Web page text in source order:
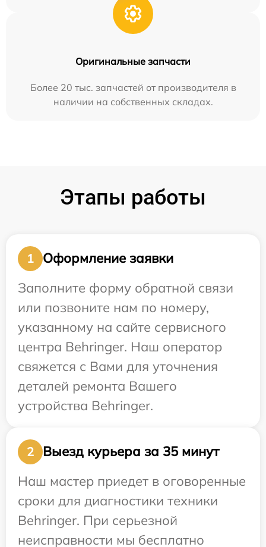
Оригинальные запчасти
Более 20 тыс. запчастей от производителя в
наличии на собственных складах.
Этапы работы
1
Оформление заявки
Заполните форму обратной связи
или позвоните нам по номеру,
указанному на сайте сервисного
центра Behringer. Наш оператор
свяжется с Вами для уточнения
деталей ремонта Вашего
устройства Behringer.
2
Выезд курьера за 35 минут
Наш мастер приедет в оговоренные
сроки для диагностики техники
Behringer. При серьезной
неисправности мы бесплатно